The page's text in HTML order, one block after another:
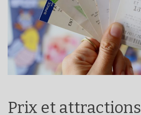
Prix et attractions